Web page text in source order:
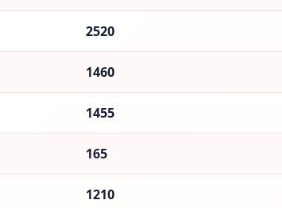
2520
1460
1455
165
1210